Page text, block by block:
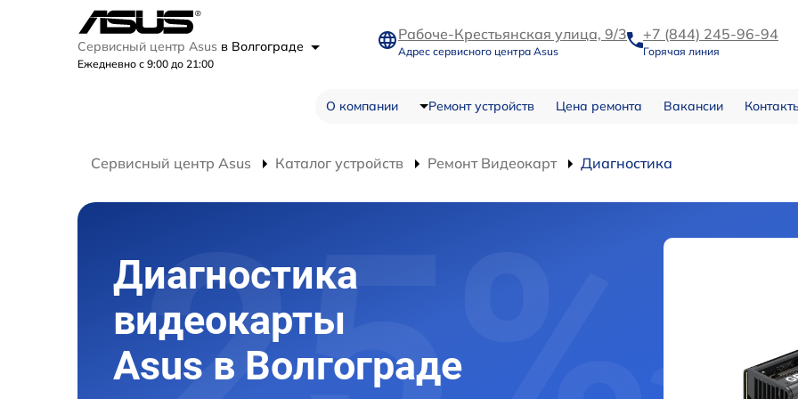
Сервисный центр Asus в Волгограде
Ежедневно с 9:00 до 21:00
Рабоче-Крестьянская улица, 9/3
Адрес сервисного центра Asus
+7 (844) 245-96-94
Горячая линия
О компании Ремонт устройств Цена ремонта Вакансии
Сервисный центр Asus Каталог устройств Ремонт Видеокарт Диагностика
Диагностика
видеокарты
Asus в Волгограде